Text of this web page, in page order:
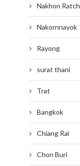
Nakhon
Nakornnayok
Rayong
surat thani
Trat
Bangkok
Chiang Rai
Chon Buri